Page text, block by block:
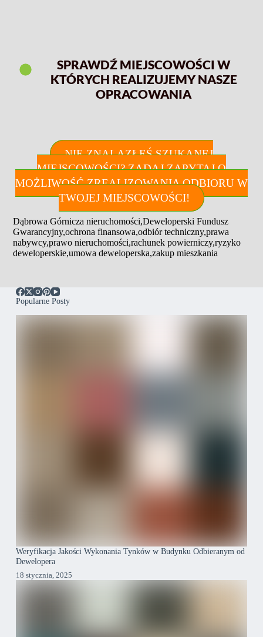
SPRAWDŹ MIEJSCOWOŚCI W
KTÓRYCH REALIZUJEMY NASZE
OPRACOWANIA
NIE ZNALAZŁEŚ SZUKANEJ
MIEJSCOWOŚCI? ZADAJ ZAPYTAJ O
MOŻLIWOŚĆ ZREALIZOWANIA ODBIORU W
TWOJEJ MIEJSCOWOŚCI!
Dąbrowa Górnicza nieruchomości,Deweloperski Fundusz
Gwarancyjny,ochrona finansowa,odbiór techniczny,prawa
nabywcy,prawo nieruchomości,rachunek powierniczy,ryzyko
deweloperskie,umowa deweloperska,zakup mieszkania
Popularne Posty
Weryfikacja Jakości Wykonania Tynków w Budynku Odbieranym od
Dewelopera
18 stycznia, 2025